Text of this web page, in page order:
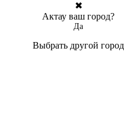
✖
Актау ваш город?
Да
Выбрать другой город